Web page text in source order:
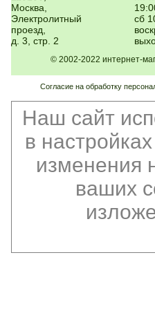
Москва,
Электролитный
проезд,
д. 3, стр. 2
сб
© 2002-2022 интернет-
Согласие на обработку
Наш сайт
в
изменения
ваших